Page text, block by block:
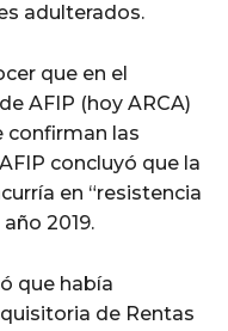
adulterados.
que en el
AFIP (hoy ARCA)
confirman las
concluyó que la
en “resistencia
2019.
que había
de Rentas